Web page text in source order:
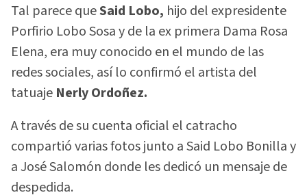
Tal parece queSaid Lobo, hijo del expresidente
Porfirio Lobo Sosa y de la ex primera Dama Rosa
Elena, era muy conocido en el mundo de las
redes sociales, así lo confirmó el artista del
tatuaje Nerly Ordoñez.
A través de su cuenta oficial el catracho
compartió varias fotos junto a Said Lobo Bonilla y
a José Salomón donde les dedicó un mensaje de
despedida.